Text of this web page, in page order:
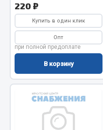
Весь раздел
Цепи подъёмные
Весь раздел
РТИ
Кольца уплотнительные
220 ₽
Купить в один клик
Опт
при полной предоплате
В корзину